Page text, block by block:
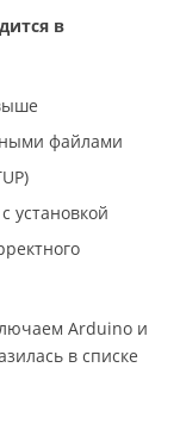
в
файлами
установкой
Arduino и
в списке